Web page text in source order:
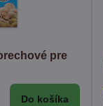
pre
Do košíka